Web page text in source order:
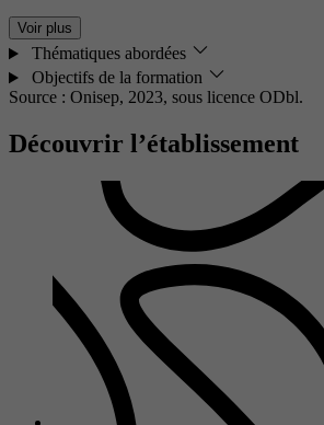
Voir plus
Thématiques abordées
Objectifs de la formation
Source : Onisep, 2023, sous licence ODbl.
Découvrir l’établissement